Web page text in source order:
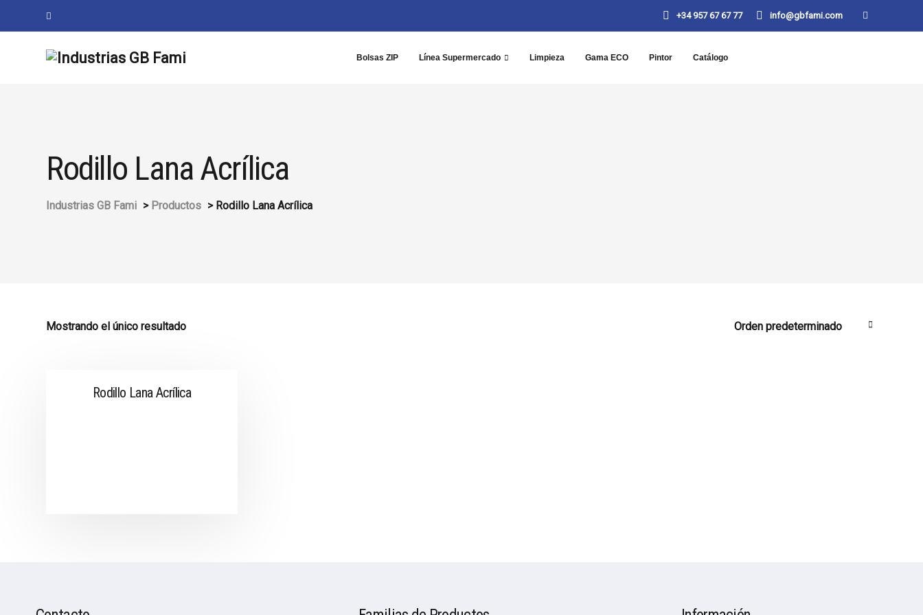
+34 957 67 67 77 info@gbfami.com
Bolsas ZIP Línea Supermercado Limpieza Gama ECO Pintor Catálogo
Rodillo Lana Acrílica
Industrias GB Fami > Productos > Rodillo Lana Acrílica
Mostrando el único resultado
Rodillo Lana Acrílica